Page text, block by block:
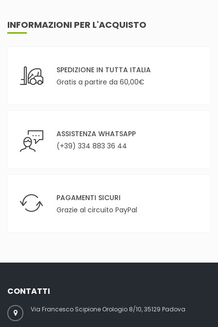
INFORMAZIONI PER L'ACQUISTO
SPEDIZIONE IN TUTTA ITALIA
Gratis a partire da 60,00€
ASSISTENZA WHATSAPP
(+39) 334 883 36 44
PAGAMENTI SICURI
Grazie al circuito PayPal
CONTATTI
Via Francesco Scipione Orologio 8/10, 35129 Padova